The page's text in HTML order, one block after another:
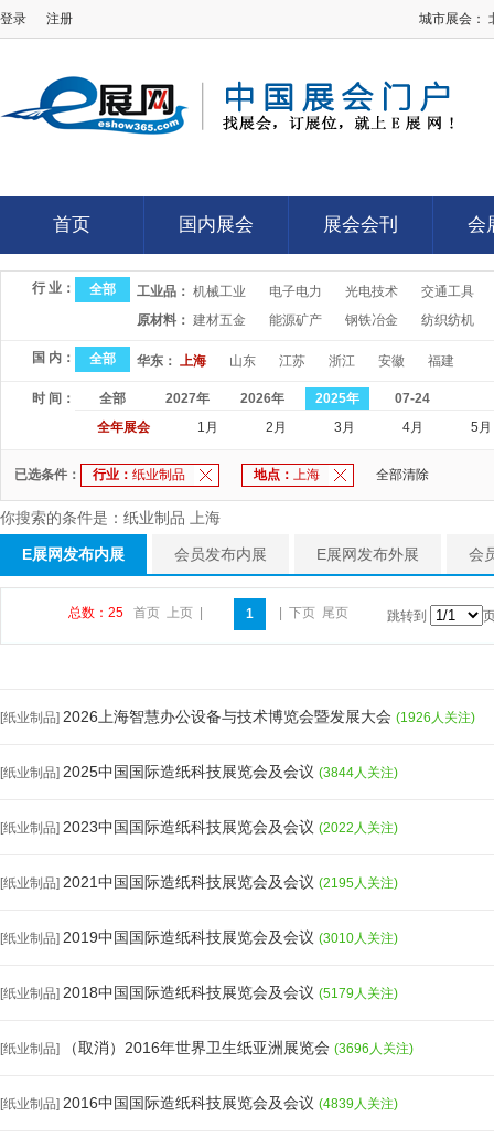
登录 注册 城市展会：
首页
首页
国内展会
国内展会
展会会刊
展会会刊
会
会
行 业： 全部 工业品： 机械工业 电子电力 光电技术
交通工具
原材料： 建材五金 能源矿产 钢铁冶金 纺织纺机
国 内： 全部 华东： 上海 山东 江苏 浙江 安徽 福建
时 间： 全部 2027年 2026年 2025年
07-24
全年展会
1月 2月 3月 4月 5月
已选条件： 行业： 纸业制品 地点： 上海 全部清除
你搜索的条件是：纸业制品 上海
E展网发布内展 会员发布内展 E展网发布外展 会
总数：25 首页 上页 1 下页 尾页 跳转到
[纸业制品] 2026上海智慧办公设备与技术博览会暨发展大会 (1926人关注)
[纸业制品] 2025中国国际造纸科技展览会及会议 (3844人关注)
[纸业制品] 2023中国国际造纸科技展览会及会议 (2022人关注)
[纸业制品] 2021中国国际造纸科技展览会及会议 (2195人关注)
[纸业制品] 2019中国国际造纸科技展览会及会议 (3010人关注)
[纸业制品] 2018中国国际造纸科技展览会及会议 (5179人关注)
[纸业制品] （取消）2016年世界卫生纸亚洲展览会 (3696人关注)
[纸业制品] 2016中国国际造纸科技展览会及会议 (4839人关注)